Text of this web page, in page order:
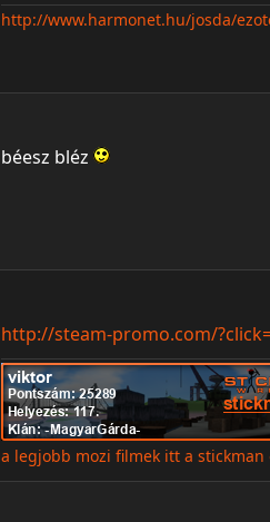
http://www.harmonet.hu/josda/
béesz bléz
http://steam-promo.com/
a legjobb mozi filmek itt a stickman